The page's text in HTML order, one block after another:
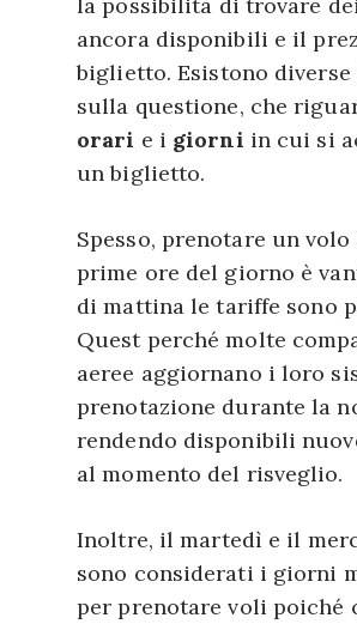
aggiornamenti rapidi ai
o colleghi una volta
magari approfittando
wi-fi in aeroporto. In
se si ha bisogno di una
connessione subito dopo
l’acquisto di un piano
internazionale o di una
locale una volta arrivati
destinazione.
partenza e una volta
bisogna esporsi alla luce
mattino evitando invece
intensa alla sera. Per
ci si dirige verso ovest è
cercare di andare a letto
dopo ogni notte per
giorni prima di partire e
si è a destinazione
luce del pomeriggio e
evitando invece la luce
al mattino presto.
ancora disponibili e il
biglietto. Esistono diverse
sulla questione, che
orari e i giorni in cui si
un biglietto.
Spesso, prenotare un
prime ore del giorno è
di mattina le tariffe sono
Quest perché molte
aeree aggiornano i loro
prenotazione durante la
rendendo disponibili
al momento del risveglio.
Inoltre, il martedì e il
sono considerati i giorni
per prenotare voli poiché